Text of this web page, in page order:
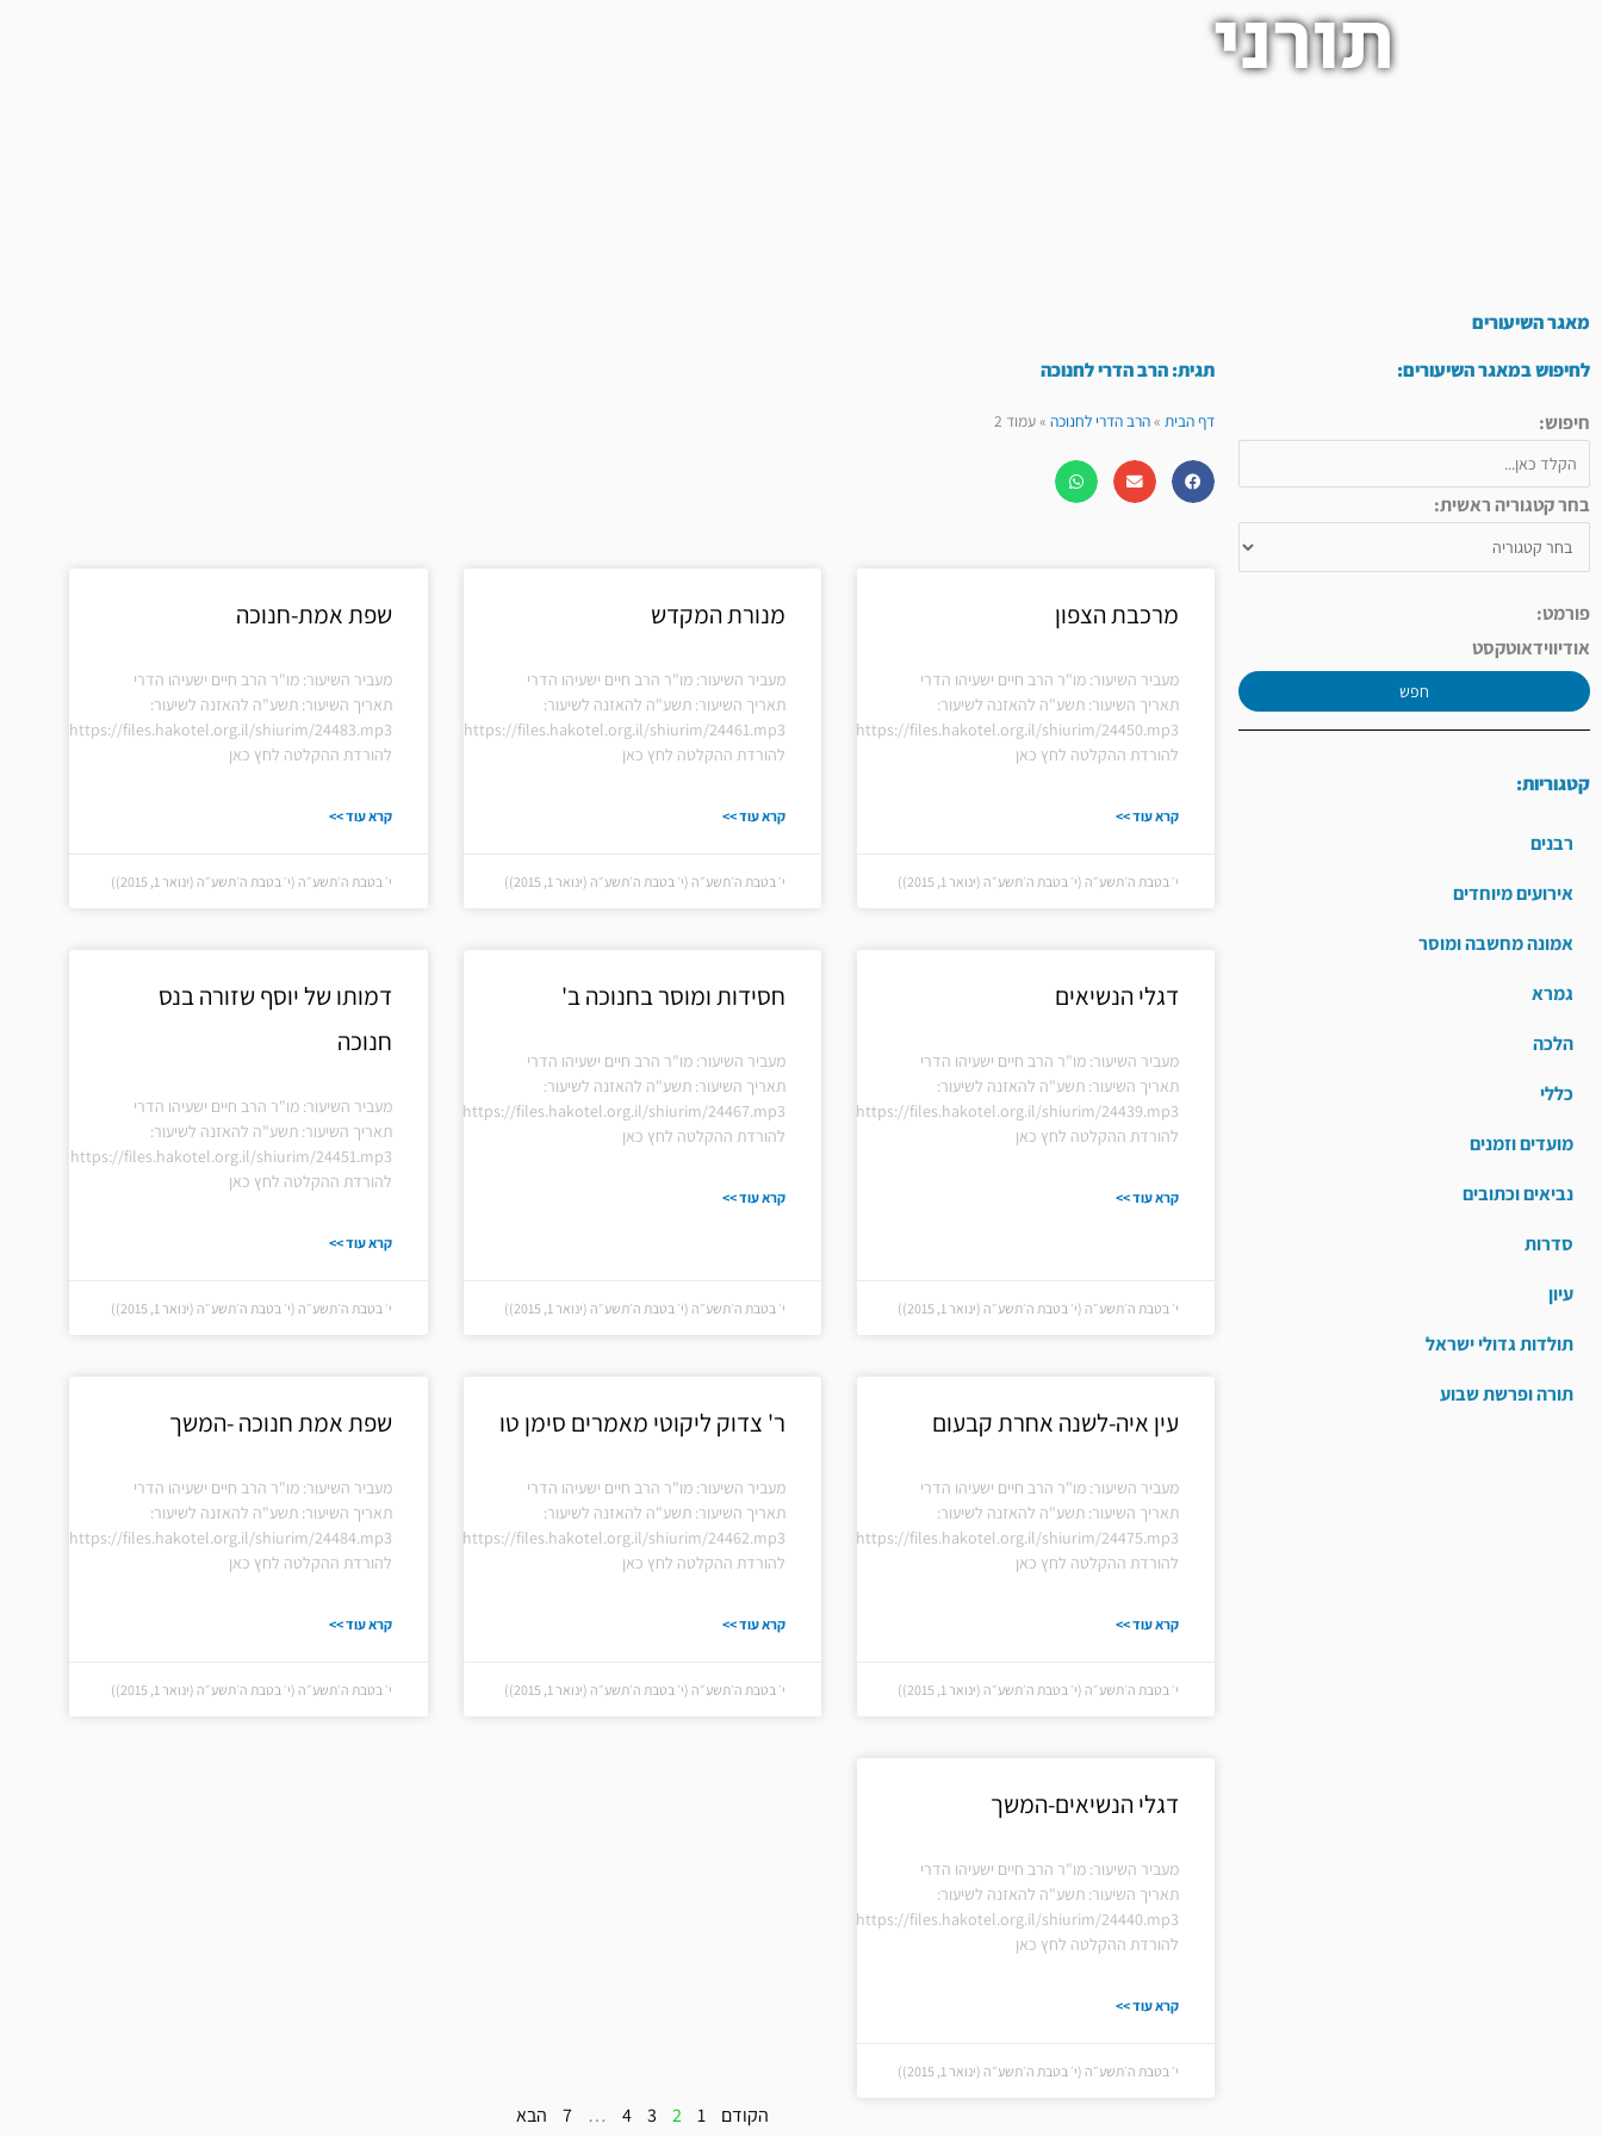
תורני
מאגר השיעורים
לחיפוש במאגר השיעורים:
חיפוש:
בחר קטגוריה ראשית:
פורמט:
אודיווידאוטקסט
חפש
קטגוריות:
רבנים
אירועים מיוחדים
אמונה מחשבה ומוסר
גמרא
הלכה
כללי
מועדים וזמנים
נביאים וכתובים
סדרות
עיון
תולדות גדולי ישראל
תורה ופרשת שבוע
תגית: הרב הדרי לחנוכה
דף הבית»הרב הדרי לחנוכה»עמוד 2
מרכבת הצפון
מעביר השיעור: מו"ר הרב חיים ישעיהו הדרי
תאריך השיעור: תשע"ה להאזנה לשיעור:
https://files.hakotel.org.il/shiurim/24450.mp3
להורדת ההקלטה לחץ כאן
קרא עוד >>
י׳ בטבת ה׳תשע״ה (י׳ בטבת ה׳תשע״ה (ינואר 1, 2015))
מנורת המקדש
מעביר השיעור: מו"ר הרב חיים ישעיהו הדרי
תאריך השיעור: תשע"ה להאזנה לשיעור:
https://files.hakotel.org.il/shiurim/24461.mp3
להורדת ההקלטה לחץ כאן
קרא עוד >>
י׳ בטבת ה׳תשע״ה (י׳ בטבת ה׳תשע״ה (ינואר 1, 2015))
שפת אמת-חנוכה
מעביר השיעור: מו"ר הרב חיים ישעיהו הדרי
תאריך השיעור: תשע"ה להאזנה לשיעור:
https://files.hakotel.org.il/shiurim/24483.mp3
להורדת ההקלטה לחץ כאן
קרא עוד >>
י׳ בטבת ה׳תשע״ה (י׳ בטבת ה׳תשע״ה (ינואר 1, 2015))
דגלי הנשיאים
מעביר השיעור: מו"ר הרב חיים ישעיהו הדרי
תאריך השיעור: תשע"ה להאזנה לשיעור:
https://files.hakotel.org.il/shiurim/24439.mp3
להורדת ההקלטה לחץ כאן
קרא עוד >>
י׳ בטבת ה׳תשע״ה (י׳ בטבת ה׳תשע״ה (ינואר 1, 2015))
חסידות ומוסר בחנוכה ב'
מעביר השיעור: מו"ר הרב חיים ישעיהו הדרי
תאריך השיעור: תשע"ה להאזנה לשיעור:
https://files.hakotel.org.il/shiurim/24467.mp3
להורדת ההקלטה לחץ כאן
קרא עוד >>
י׳ בטבת ה׳תשע״ה (י׳ בטבת ה׳תשע״ה (ינואר 1, 2015))
דמותו של יוסף שזורה בנס
חנוכה
מעביר השיעור: מו"ר הרב חיים ישעיהו הדרי
תאריך השיעור: תשע"ה להאזנה לשיעור:
https://files.hakotel.org.il/shiurim/24451.mp3
להורדת ההקלטה לחץ כאן
קרא עוד >>
י׳ בטבת ה׳תשע״ה (י׳ בטבת ה׳תשע״ה (ינואר 1, 2015))
עין איה-לשנה אחרת קבעום
מעביר השיעור: מו"ר הרב חיים ישעיהו הדרי
תאריך השיעור: תשע"ה להאזנה לשיעור:
https://files.hakotel.org.il/shiurim/24475.mp3
להורדת ההקלטה לחץ כאן
קרא עוד >>
י׳ בטבת ה׳תשע״ה (י׳ בטבת ה׳תשע״ה (ינואר 1, 2015))
ר' צדוק ליקוטי מאמרים סימן טו
מעביר השיעור: מו"ר הרב חיים ישעיהו הדרי
תאריך השיעור: תשע"ה להאזנה לשיעור:
https://files.hakotel.org.il/shiurim/24462.mp3
להורדת ההקלטה לחץ כאן
קרא עוד >>
י׳ בטבת ה׳תשע״ה (י׳ בטבת ה׳תשע״ה (ינואר 1, 2015))
שפת אמת חנוכה -המשך
מעביר השיעור: מו"ר הרב חיים ישעיהו הדרי
תאריך השיעור: תשע"ה להאזנה לשיעור:
https://files.hakotel.org.il/shiurim/24484.mp3
להורדת ההקלטה לחץ כאן
קרא עוד >>
י׳ בטבת ה׳תשע״ה (י׳ בטבת ה׳תשע״ה (ינואר 1, 2015))
דגלי הנשיאים-המשך
מעביר השיעור: מו"ר הרב חיים ישעיהו הדרי
תאריך השיעור: תשע"ה להאזנה לשיעור:
https://files.hakotel.org.il/shiurim/24440.mp3
להורדת ההקלטה לחץ כאן
קרא עוד >>
י׳ בטבת ה׳תשע״ה (י׳ בטבת ה׳תשע״ה (ינואר 1, 2015))
הקודם 1
2
3
4
…
7 הבא